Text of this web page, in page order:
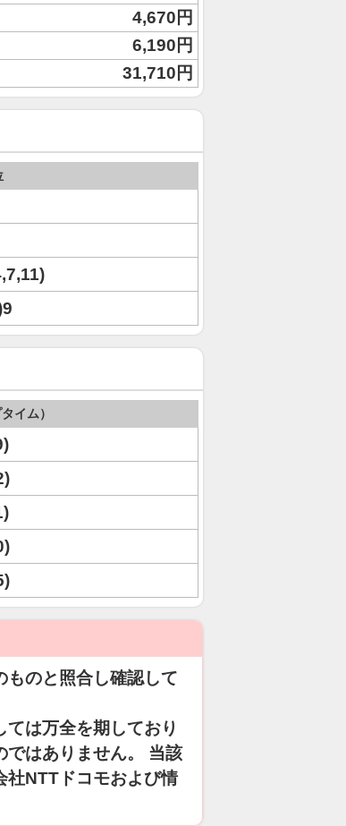
4,670円
6,190円
31,710円
イム）
ものと照合し確認して
は万全を期しており
ではありません。 当該
社NTTドコモおよび情